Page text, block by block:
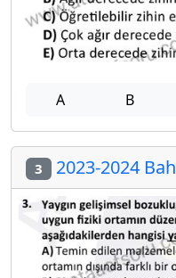
A B
3 2023-2024